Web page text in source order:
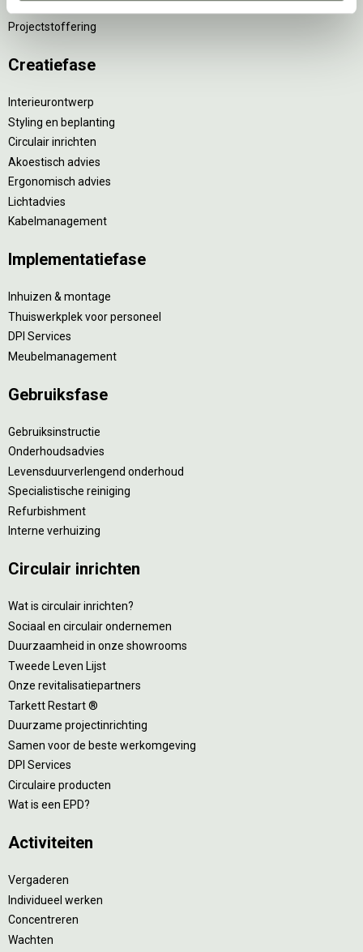
Projectstoffering
Creatiefase
Interieurontwerp
Styling en beplanting
Circulair inrichten
Akoestisch advies
Ergonomisch advies
Lichtadvies
Kabelmanagement
Implementatiefase
Inhuizen & montage
Thuiswerkplek voor personeel
DPI Services
Meubelmanagement
Gebruiksfase
Gebruiksinstructie
Onderhoudsadvies
Levensduurverlengend onderhoud
Specialistische reiniging
Refurbishment
Interne verhuizing
Circulair inrichten
Wat is circulair inrichten?
Sociaal en circulair ondernemen
Duurzaamheid in onze showrooms
Tweede Leven Lijst
Onze revitalisatiepartners
Tarkett Restart ®
Duurzame projectinrichting
Samen voor de beste werkomgeving
DPI Services
Circulaire producten
Wat is een EPD?
Activiteiten
Vergaderen
Individueel werken
Concentreren
Wachten